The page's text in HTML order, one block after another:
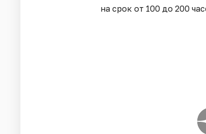
на срок от 100 до 200